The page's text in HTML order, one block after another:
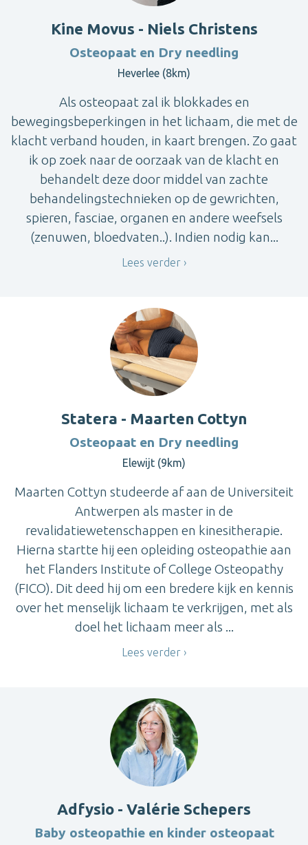
Kine Movus - Niels Christens
Osteopaat en Dry needling
Heverlee (8km)
Als osteopaat zal ik blokkades en
bewegingsbeperkingen in het lichaam, die met de
klacht verband houden, in kaart brengen. Zo gaat
ik op zoek naar de oorzaak van de klacht en
behandelt deze door middel van zachte
behandelingstechnieken op de gewrichten,
spieren, fasciae, organen en andere weefsels
(zenuwen, bloedvaten..). Indien nodig kan...
Lees verder
Statera - Maarten Cottyn
Osteopaat en Dry needling
Elewijt (9km)
Maarten Cottyn studeerde af aan de Universiteit
Antwerpen als master in de
revalidatiewetenschappen en kinesitherapie.
Hierna startte hij een opleiding osteopathie aan
het Flanders Institute of College Osteopathy
(FICO). Dit deed hij om een bredere kijk en kennis
over het menselijk lichaam te verkrijgen, met als
doel het lichaam meer als ...
Lees verder
Adfysio - Valérie Schepers
Baby osteopathie en kinder osteopaat